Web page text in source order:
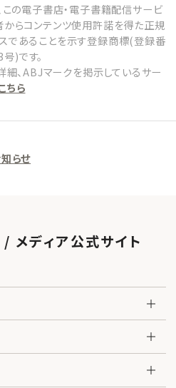
この電子書店・電子書籍配信サービ
からコンテンツ使用許諾を得た正規
であることを示す登録商標(登録番
)です。
細、ABJマークを掲示しているサー
ちら
らせ
メディア公式サイト